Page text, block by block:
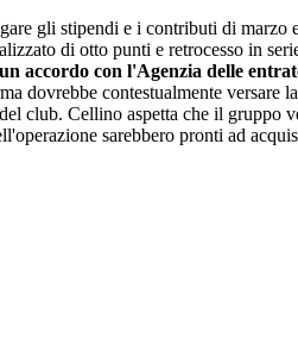
gli stipendi e i contributi di marzo
di otto punti e retrocesso in
accordo con l'Agenzia delle
dovrebbe contestualmente versare
club. Cellino aspetta che il
sarebbero pronti ad